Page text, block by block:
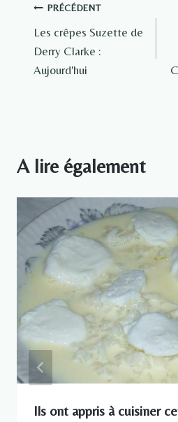
Navigation
de
l’article
PRÉCÉDENT
Les crêpes Suzette de
Derry Clarke :
Aujourd'hui
A lire également
Ils ont appris à cuisiner